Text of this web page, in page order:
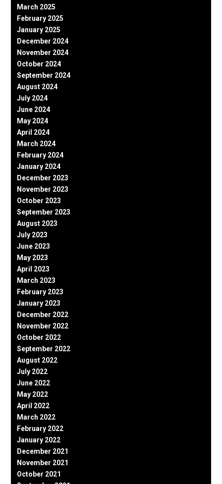
March 2025
February 2025
January 2025
December 2024
November 2024
October 2024
September 2024
August 2024
July 2024
June 2024
May 2024
April 2024
March 2024
February 2024
January 2024
December 2023
November 2023
October 2023
September 2023
August 2023
July 2023
June 2023
May 2023
April 2023
March 2023
February 2023
January 2023
December 2022
November 2022
October 2022
September 2022
August 2022
July 2022
June 2022
May 2022
April 2022
March 2022
February 2022
January 2022
December 2021
November 2021
October 2021